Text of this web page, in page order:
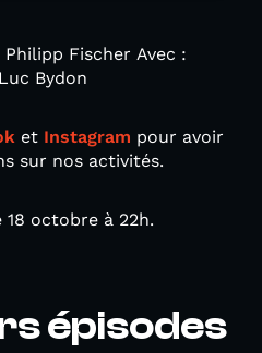
Fischer Avec :
Bydon
et Instagram pour avoir
sur nos activités.
octobre à 22h.
épisodes